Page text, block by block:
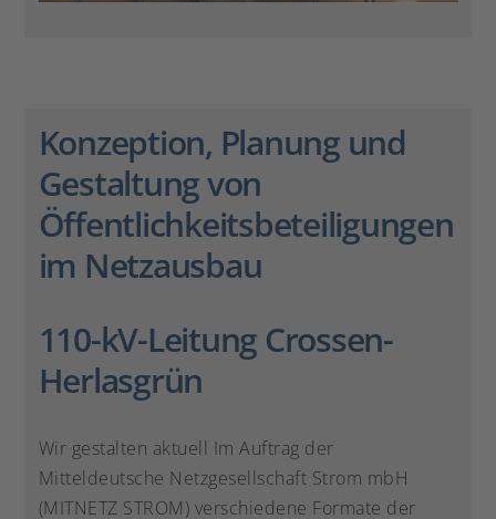
Konzeption, Planung und
Gestaltung von
Öffentlichkeitsbeteiligungen
im Netzausbau
110-kV-Leitung Crossen-
Herlasgrün
Wir gestalten aktuell Im Auftrag der
Mitteldeutsche Netzgesellschaft Strom mbH
(MITNETZ STROM) verschiedene Formate der